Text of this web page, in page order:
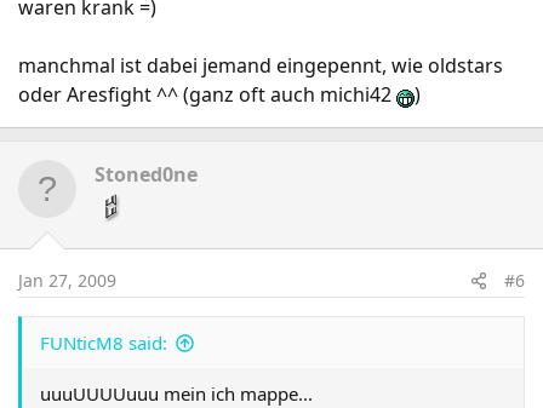
waren krank =)
manchmal ist dabei jemand eingepennt, wie oldstars
oder Aresfight ^^ (ganz oft auch michi42
)
Stoned0ne
Jan 27, 2009 #6
FUNticM8 said:
uuuUUUUuuu mein ich mappe...